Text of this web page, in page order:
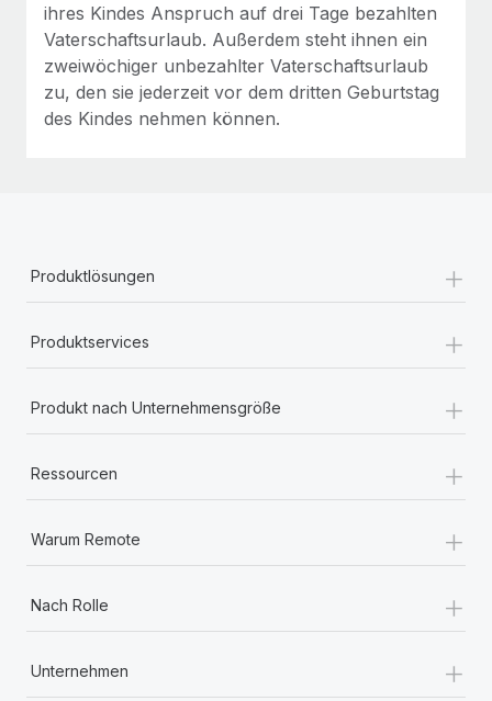
ihres Kindes Anspruch auf drei Tage bezahlten
Vaterschaftsurlaub. Außerdem steht ihnen ein
zweiwöchiger unbezahlter Vaterschaftsurlaub
zu, den sie jederzeit vor dem dritten Geburtstag
des Kindes nehmen können.
Produktlösungen +
Produktservices +
Produkt nach Unternehmensgröße +
Ressourcen +
Warum Remote +
Nach Rolle +
Unternehmen +